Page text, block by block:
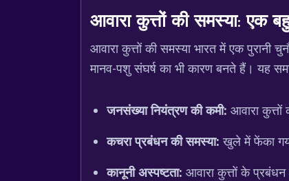
आवारा कुत्तों की समस्या: एक
आवारा कुत्तों की समस्या भारत में एक पुरानी
मानव-पशु संघर्ष का भी कारण बनते हैं। यह
जनसंख्या नियंत्रण की कमी: आवारा
कचरा प्रबंधन की समस्या: खुले में फेंका
कानूनी अस्पष्टता: आवारा कुत्तों के प्रबंधन